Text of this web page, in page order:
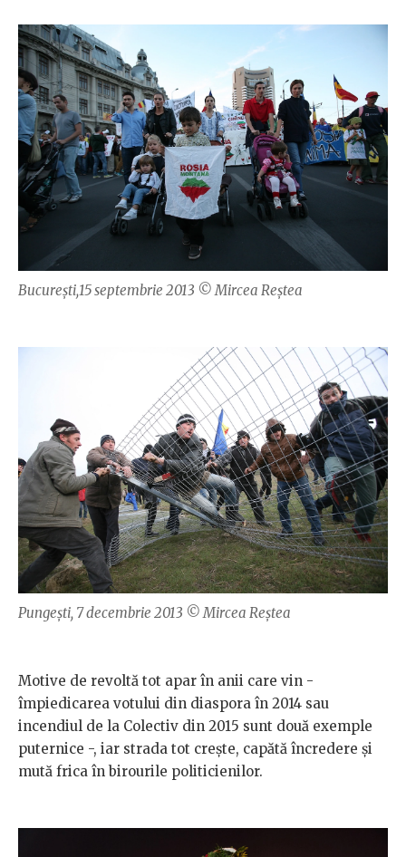
București,15 septembrie 2013 © Mircea Reștea
Pungești, 7 decembrie 2013 © Mircea Reștea
Motive de revoltă tot apar în anii care vin -
împiedicarea votului din diaspora în 2014 sau
incendiul de la Colectiv din 2015 sunt două exemple
puternice -, iar strada tot crește, capătă încredere și
mută frica în birourile politicienilor.